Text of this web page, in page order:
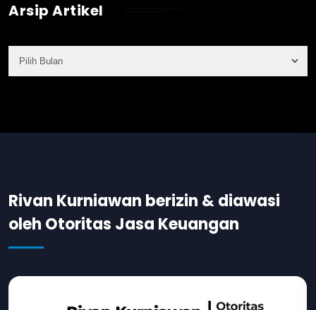
Arsip Artikel
Rivan Kurniawan berizin & diawasi
oleh Otoritas Jasa Keuangan